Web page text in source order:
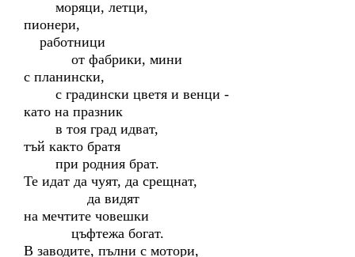
моряци, летци,
пионери,
работници
от фабрики, мини
с планински,
с градински цветя и венци -
като на празник
в тоя град идват,
тъй както братя
при родния брат.
Те идат да чуят, да срещнат,
да видят
на мечтите човешки
цъфтежа богат.
В заводите, пълни с мотори,